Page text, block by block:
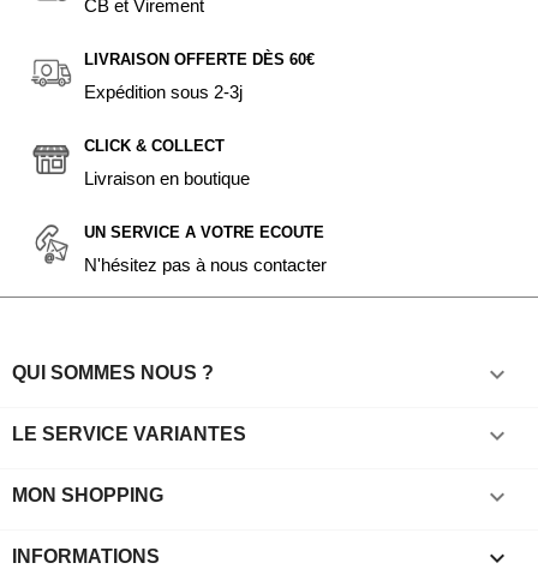
CB et Virement
LIVRAISON OFFERTE DÈS 60€
Expédition sous 2-3j
CLICK & COLLECT
Livraison en boutique
UN SERVICE A VOTRE ECOUTE
N'hésitez pas à nous contacter
QUI SOMMES NOUS ? 
LE SERVICE VARIANTES 
MON SHOPPING 
INFORMATIONS keyboard_arrow_down